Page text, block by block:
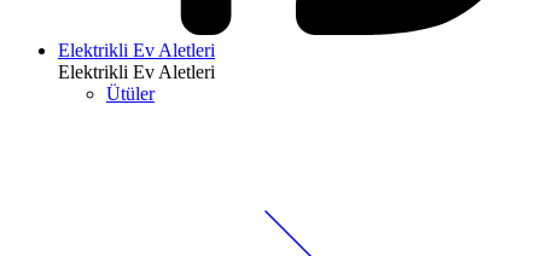
Elektrikli Ev Aletleri
Elektrikli Ev Aletleri
Ütüler